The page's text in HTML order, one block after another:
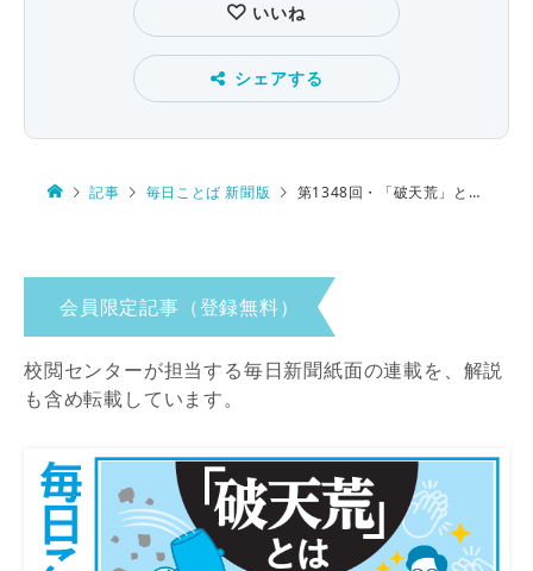
いいね
シェアする
記事 毎日ことば 新聞版 第1348回・「破天荒」とは 常識外れ？ 前代未聞？
会員限定記事（登録無料）
校閲センターが担当する毎日新聞紙面の連載を、解説
も含め転載しています。